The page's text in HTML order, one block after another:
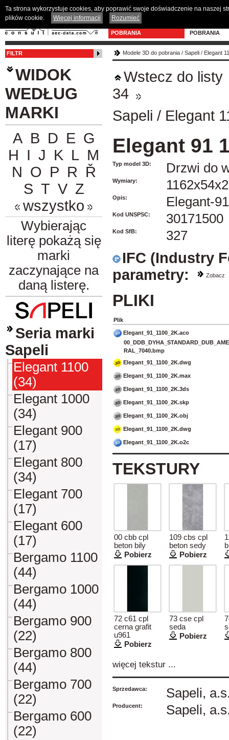
POBRANIA
POBRANIA
FILTR
WIDOK
WEDŁUG
MARKI
A B D E G
H I J K L M
N O P R Ř
S T V Z
wszystko
Wybierając
literę pokażą się
marki
zaczynające na
daną listerę.
Seria marki
Sapeli
Elegant 1100
(34)
Elegant 1000
(34)
Elegant 900
(17)
Elegant 800
(34)
Elegant 700
(17)
Elegant 600
(17)
Bergamo 1100
(44)
Bergamo 1000
(44)
Bergamo 900
(22)
Bergamo 800
(44)
Bergamo 700
(22)
Bergamo 600
(22)
Modele 3D do pobrania / Sapeli / Elegant
Wstecz do listy
34
Sapeli / Elegant
Elegant 91
Typ model 3D: Drzwi do
Wymiary:
Opis: Elegant-
Kod UNSPSC: 30171500
Kod SfB: 327
IFC (Industry
parametry:
Zobacz
PLIKI
Plik
Elegant_91_1100_2K.aco
RAL_7040.bmp
Elegant_91_1100_2K.dwg
Elegant_91_1100_2K.max
Elegant_91_1100_2K.3ds
Elegant_91_1100_2K.skp
Elegant_91_1100_2K.obj
Elegant_91_1100_2K.dwg
Elegant_91_1100_2K.o2c
TEKSTURY
00 cbb cpl
beton bily
Pobierz
109 cbs cpl
beton sedy
Pobierz
72 c61 cpl
cerna grafit
u961
Pobierz
73 cse cpl
seda
Pobierz
więcej tekstur ...
Sprzedawca: Sapeli,
Producent: Sapeli,
Ta strona wykorzystuje cookies, aby poprawić swoje doświadczenie na naszej
plików cookie.
Więcej informacji Rozumieć